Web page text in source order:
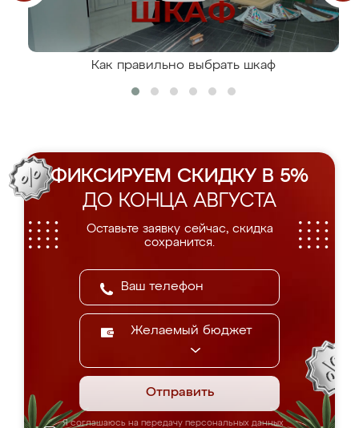
Как правильно выбрать шкаф
ФИКСИРУЕМ СКИДКУ В 5%
ДО КОНЦА АВГУСТА
Оставьте заявку сейчас, скидка
сохранится.
Желаемый бюджет
Отправить
Я соглашаюсь на передачу персональных данных